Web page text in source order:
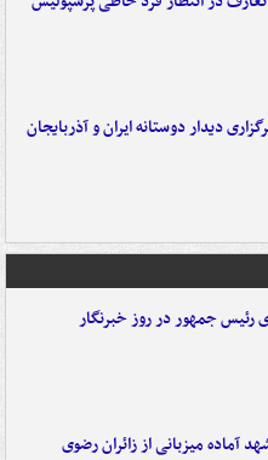
دیدار دوستانه ایران و آذربایجان
جمهور در روز خبرنگار
آماده میزبانی از زائران رضوی